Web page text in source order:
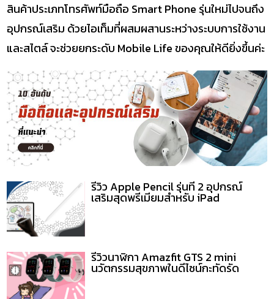
สินค้าประเภทโทรศัพท์มือถือ Smart Phone รุ่นใหม่ไปจนถึง
อุปกรณ์เสริม ด้วยไอเท็มที่ผสมผสานระหว่างระบบการใช้งาน
และสไตล์ จะช่วยยกระดับ Mobile Life ของคุณให้ดียิ่งขึ้นค่ะ
รีวิว Apple Pencil รุ่นที่ 2 อุปกรณ์
เสริมสุดพรีเมียมสำหรับ iPad
รีวิวนาฬิกา Amazfit GTS 2 mini
นวัตกรรมสุขภาพในดีไซน์กะทัดรัด